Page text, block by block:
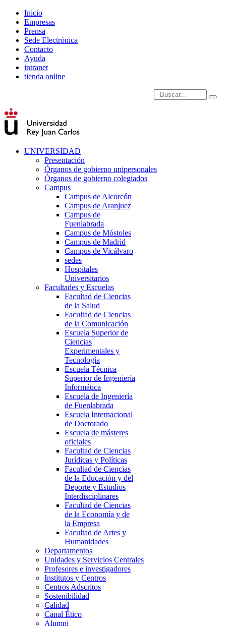
Inicio
Empresas
Prensa
Sede Electrónica
Contacto
Ayuda
intranet
tienda online
Introduce términos de
UNIVERSIDAD
Presentación
Órganos de gobierno unipersonales
Órganos de gobierno colegiados
Campus
Campus de Alcorcón
Campus de Aranjuez
Campus de
Fuenlabrada
Campus de Móstoles
Campus de Madrid
Campus de Vicálvaro
sedes
Hospitales
Universitarios
Facultades y Escuelas
Facultad de Ciencias
de la Salud
Facultad de Ciencias
de la Comunicación
Escuela Superior de
Ciencias
Experimentales y
Tecnología
Escuela Técnica
Superior de Ingeniería
Informática
Escuela de Ingeniería
de Fuenlabrada
Escuela Internacional
de Doctorado
Escuela de másteres
oficiales
Facultad de Ciencias
Jurídicas y Políticas
Facultad de Ciencias
de la Educación y del
Deporte y Estudios
Interdisciplinares
Facultad de Ciencias
de la Economía y de
la Empresa
Facultad de Artes y
Humanidades
Departamentos
Unidades y Servicios Centrales
Profesores e investigadores
Institutos y Centros
Centros Adscritos
Sostenibilidad
Calidad
Canal Ético
Alumni